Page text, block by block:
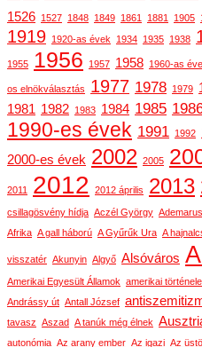
1526 1527 1848 1849 1861 1881 1905
1919 1920-as évek 1934 1935 1938
1955 1956 1957 1958 1960-as
os elnökválasztás 1977 1978 1979
1981 1982 1983 1984 1985
1990-es évek 1991 1992
2000-es évek 2002 2005
2011 2012 2012 április 2013
csillagösvény hídja Aczél György
Afrika A gall háború A Gyűrűk Ura A
visszatér Akunyin Algyő Alsóváros
Amerikai Egyesült Államok amerikai
Andrássy út Antall József
tavasz Aszad A tanúk még élnek
autonómia Az arany ember Az igazi Az